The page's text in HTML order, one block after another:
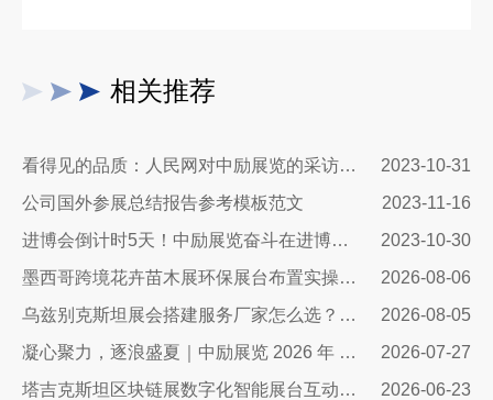
相关推荐
看得见的品质：人民网对中励展览的采访报道
2023-10-31
公司国外参展总结报告参考模板范文
2023-11-16
进博会倒计时5天！中励展览奋斗在进博会开幕式之前！
2023-10-30
墨西哥跨境花卉苗木展环保展台布置实操指南：避开行业骗局，靠绿色展台拿下北美花卉订单
2026-08-06
乌兹别克斯坦展会搭建服务厂家怎么选？避开行业乱象，实地工厂服务商才是参展标配
2026-08-05
凝心聚力，逐浪盛夏｜中励展览 2026 年 7 月莫干山三日团建之旅圆满收官
2026-07-27
塔吉克斯坦区块链展数字化智能展台互动区全方案：高转化、可溯源、适配中亚数字市场的展台搭建指南
2026-06-23